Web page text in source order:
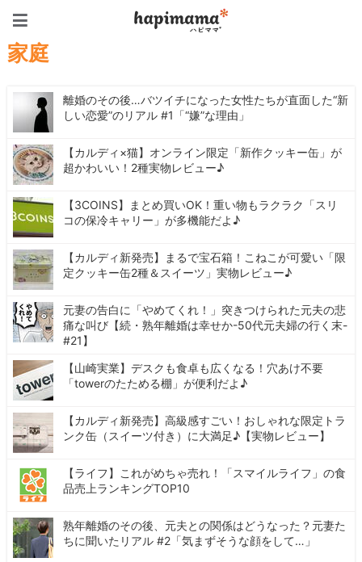
家庭
離婚のその後…バツイチになった女性たちが直面した“新
しい恋愛”のリアル #1「“嫌”な理由」
【カルディ×猫】オンライン限定「新作クッキー缶」が
超かわいい！2種実物レビュー♪
【3COINS】まとめ買いOK！重い物もラクラク「スリ
コの保冷キャリー」が多機能だよ♪
【カルディ新発売】まるで宝石箱！こねこが可愛い「限
定クッキー缶2種＆スイーツ」実物レビュー♪
元妻の告白に「やめてくれ！」突きつけられた元夫の悲
痛な叫び【続・熟年離婚は幸せか-50代元夫婦の行く末-
#21】
【山崎実業】デスクも食卓も広くなる！穴あけ不要
「towerのたためる棚」が便利だよ♪
【カルディ新発売】高級感すごい！おしゃれな限定トラ
ンク缶（スイーツ付き）に大満足♪【実物レビュー】
【ライフ】これがめちゃ売れ！「スマイルライフ」の食
品売上ランキングTOP10
熟年離婚のその後、元夫との関係はどうなった？元妻た
ちに聞いたリアル #2「気まずそうな顔をして…」